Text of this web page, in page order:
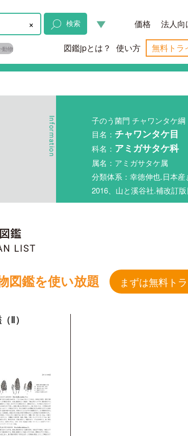
× 検索
動物
価格 法人向
図鑑jpとは？ 使い方 無料トラ
子のう菌門 チャワンタケ綱
目名： チャワンタケ目
科名： アミガサタケ科
属名：アミガサタケ属
分類体系：幸徳伸也.日本
2016、山と溪谷社.補改訂
図鑑を使い放題 まずは無料ト
Ⅱ）